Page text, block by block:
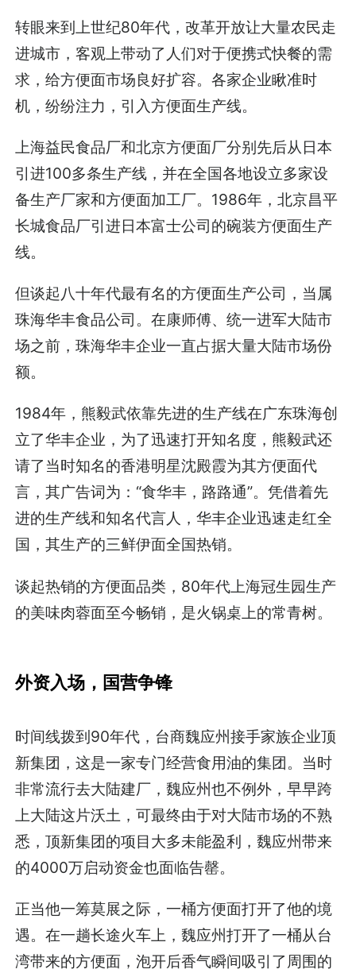
转眼来到上世纪80年代，改革开放让大量农民走
进城市，客观上带动了人们对于便携式快餐的需
求，给方便面市场良好扩容。各家企业瞅准时
机，纷纷注力，引入方便面生产线。
上海益民食品厂和北京方便面厂分别先后从日本
引进100多条生产线，并在全国各地设立多家设
备生产厂家和方便面加工厂。1986年，北京昌平
长城食品厂引进日本富士公司的碗装方便面生产
线。
但谈起八十年代最有名的方便面生产公司，当属
珠海华丰食品公司。在康师傅、统一进军大陆市
场之前，珠海华丰企业一直占据大量大陆市场份
额。
1984年，熊毅武依靠先进的生产线在广东珠海创
立了华丰企业，为了迅速打开知名度，熊毅武还
请了当时知名的香港明星沈殿霞为其方便面代
言，其广告词为：“食华丰，路路通”。凭借着先
进的生产线和知名代言人，华丰企业迅速走红全
国，其生产的三鲜伊面全国热销。
谈起热销的方便面品类，80年代上海冠生园生产
的美味肉蓉面至今畅销，是火锅桌上的常青树。
外资入场，国营争锋
时间线拨到90年代，台商魏应州接手家族企业顶
新集团，这是一家专门经营食用油的集团。当时
非常流行去大陆建厂，魏应州也不例外，早早跨
上大陆这片沃土，可最终由于对大陆市场的不熟
悉，顶新集团的项目大多未能盈利，魏应州带来
的4000万启动资金也面临告罄。
正当他一筹莫展之际，一桶方便面打开了他的境
遇。在一趟长途火车上，魏应州打开了一桶从台
湾带来的方便面，泡开后香气瞬间吸引了周围的